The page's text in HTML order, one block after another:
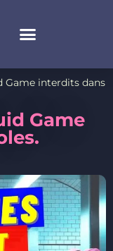
Game interdits dans
Game